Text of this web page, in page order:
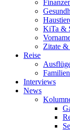
KiTa &
Zitate &
Reise
Interviews
News